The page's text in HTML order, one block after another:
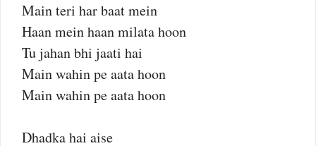
Main teri har baat mein
Haan mein haan milata hoon
Tu jahan bhi jaati hai
Main wahin pe aata hoon
Main wahin pe aata hoon
Dhadka hai aise